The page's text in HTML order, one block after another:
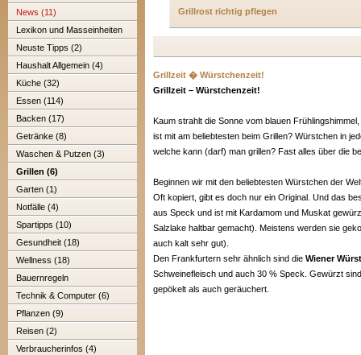
News (11)
Lexikon und Masseinheiten
Neuste Tipps (2)
Haushalt Allgemein (4)
Küche (32)
Essen (114)
Backen (17)
Getränke (8)
Waschen & Putzen (3)
Grillen (6)
Garten (1)
Notfälle (4)
Spartipps (10)
Gesundheit (18)
Wellness (18)
Bauernregeln
Technik & Computer (6)
Pflanzen (9)
Reisen (2)
Verbraucherinfos (4)
Grillrost richtig pflegen
Grillzeit � Würstchenzeit!
Grillzeit – Würstchenzeit!
Kaum strahlt die Sonne vom blauen
ist mit am beliebtesten beim Grillen? Würstchen in
welche kann (darf) man grillen? Fast alles über die
Beginnen wir mit den beliebtesten Würstchen der
Oft kopiert, gibt es doch nur ein Original. Und das
aus Speck und ist mit Kardamom und Muskat
Salzlake haltbar gemacht). Meistens werden sie
auch kalt sehr gut).
Den Frankfurtern sehr ähnlich sind die Wiener
Schweinefleisch und auch 30 % Speck. Gewürzt
gepökelt als auch geräuchert.